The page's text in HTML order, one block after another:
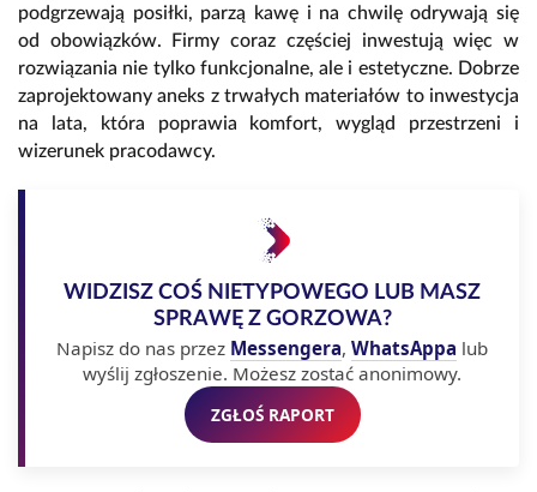
podgrzewają posiłki, parzą kawę i na chwilę odrywają się
od obowiązków. Firmy coraz częściej inwestują więc w
rozwiązania nie tylko funkcjonalne, ale i estetyczne. Dobrze
zaprojektowany aneks z trwałych materiałów to inwestycja
na lata, która poprawia komfort, wygląd przestrzeni i
wizerunek pracodawcy.
WIDZISZ COŚ NIETYPOWEGO LUB MASZ
SPRAWĘ Z GORZOWA?
Napisz do nas przez Messengera, WhatsAppa lub
wyślij zgłoszenie. Możesz zostać anonimowy.
ZGŁOŚ RAPORT